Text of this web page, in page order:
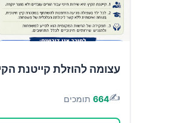
עצומה להוזלת קייטנת
✍️
664 תומכים